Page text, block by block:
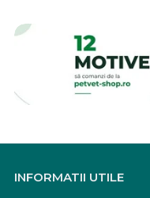
INFORMATII UTILE